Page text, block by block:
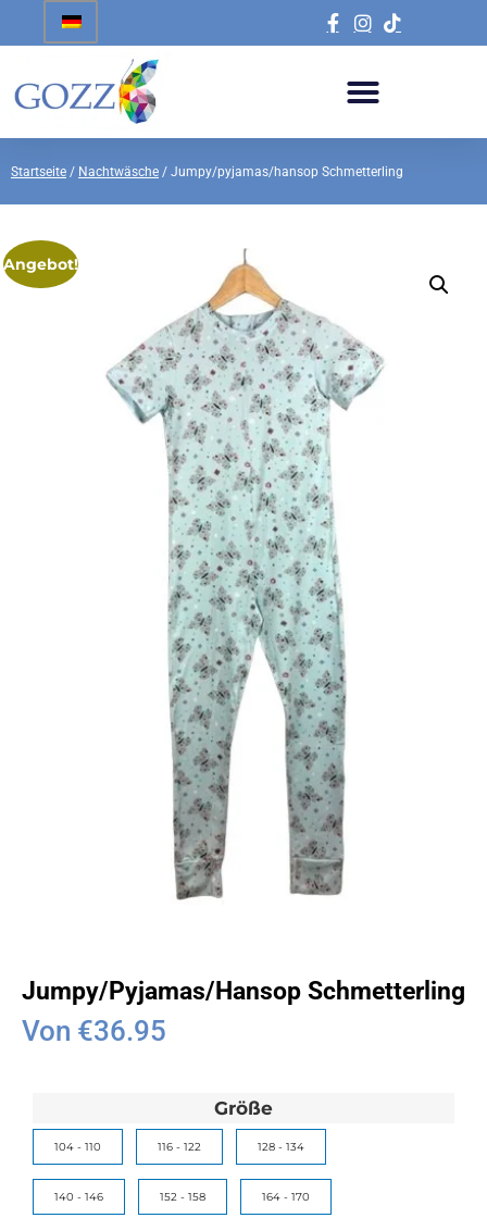
Startseite / Nachtwäsche / Jumpy/pyjamas/hansop Schmetterling
Angebot!
Jumpy/Pyjamas/Hansop Schmetterling
Von €36.95
Größe
104 - 110 116 - 122 128 - 134
140 - 146 152 - 158 164 - 170